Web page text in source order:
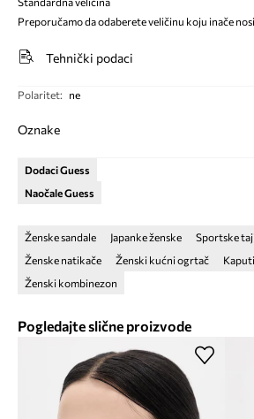
Preporučamo da odaberete veličinu koju inače
Tehnički podaci
Polaritet: ne
Oznake
Dodaci Guess
Naočale Guess
Ženske sandale Japanke ženske Sportske
Ženske natikače
Ženski kućni ogrtač
Ženski kombinezon
Pogledajte slične proizvode